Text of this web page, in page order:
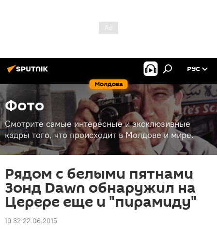
Молдова
РУС
Фото
Смотрите самые интересные и эксклюзивные
кадры того, что происходит в Молдове и мире.
Рядом с белыми пятнами
Зонд Dawn обнаружил на
Церере еще и "пирамиду"
19:32 22.06.2015